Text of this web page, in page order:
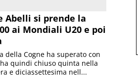
Abelli si prende la
ai Mondiali U20 e poi
della Cogne ha superato con
quindi chiuso quinta nella
e diciassettesima nell...